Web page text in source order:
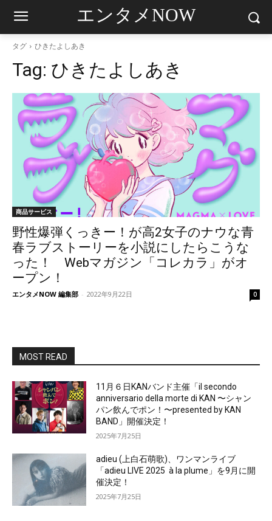
エンタメNOW
タグ ひきたよしあき
Tag: ひきたよしあき
商品サービス
野性爆弾くっきー！が高2女子のナウな青
春ラブストーリーを小説にしたらこうな
った！ Webマガジン「コレカラ」がオ
ープン！
エンタメNOW 編集部 - 2022年9月22日 0
MOST READ
11月６日KANバンド主催「il secondo
anniversario della morte di KAN 〜シャン
パン飲んでポン！〜presented by KAN
BAND」開催決定！
2025年7月25日
adieu (上白石萌歌)、ワンマンライブ
「adieu LIVE 2025 à la plume」を9月に開
催決定！
2025年7月25日